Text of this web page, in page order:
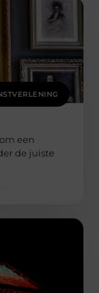
een
de juiste